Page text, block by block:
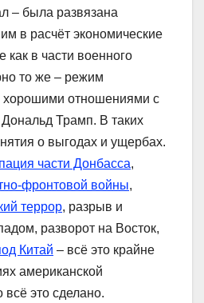
– была развязана
в расчёт экономические
в части военного
то же – режим
хорошими отношениями с
Трамп. В таких
о выгодах и ущербах.
части Донбасса,
фронтовой войны,
террор, разрыв и
разворот на Восток,
Китай – всё это крайне
американской
это сделано.